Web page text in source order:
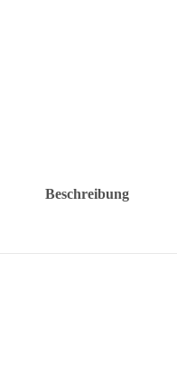
Beschreibung